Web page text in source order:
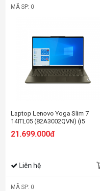
MÃ SP: 0
Laptop Lenovo Yoga Slim 7
14ITL05 (82A3002QVN) (i5
SSD/14 FHD/Win/Xanh rêu)
21.699.000đ
Liên hệ
MÃ SP: 0